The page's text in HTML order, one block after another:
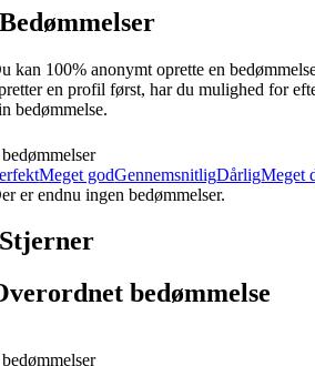
Bedømmelser
kan 100% anonymt oprette en
en profil først, har du mulighed for
bedømmelse.
Meget godGennemsnitligDårligMeget
er endnu ingen bedømmelser.
Stjerner
bedømmelse